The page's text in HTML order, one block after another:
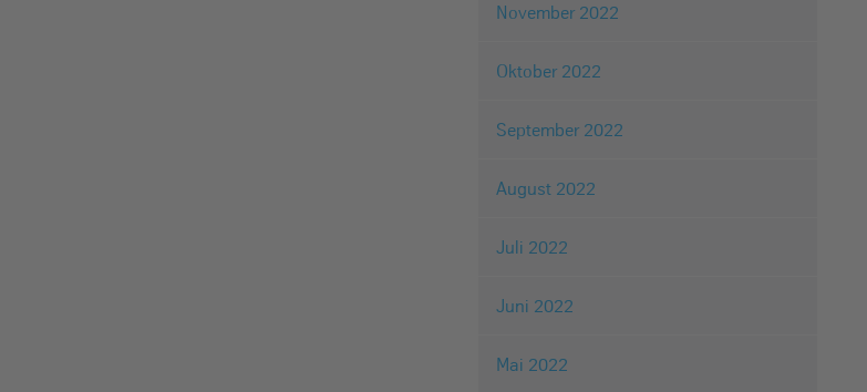
November 2022
Oktober 2022
September 2022
August 2022
Juli 2022
Juni 2022
Mai 2022